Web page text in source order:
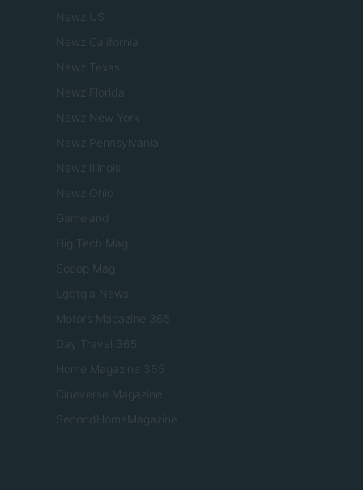
Newz US
Newz California
Newz Texas
Newz Florida
Newz New York
Newz Pennsylvania
Newz Illinois
Newz Ohio
Gameland
Hig Tech Mag
Scoop Mag
Lgbtqia News
Motors Magazine 365
Day Travel 365
Home Magazine 365
Cineverse Magazine
SecondHomeMagazine